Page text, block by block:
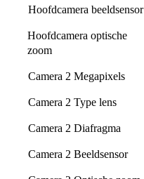
Hoofdcamera beeldsensor
Hoofdcamera optische
zoom
Camera 2 Megapixels
Camera 2 Type lens
Camera 2 Diafragma
Camera 2 Beeldsensor